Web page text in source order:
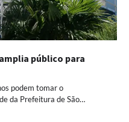
público para
podem tomar o
da Prefeitura de São…